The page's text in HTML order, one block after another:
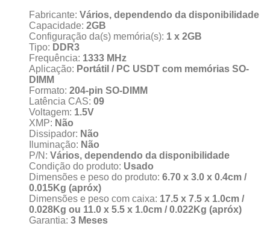
Fabricante: Vários, dependendo da disponibilidade
Capacidade: 2GB
Configuração da(s) memória(s): 1 x 2GB
Tipo: DDR3
Frequência: 1333 MHz
Aplicação: Portátil / PC USDT com memórias SO-
DIMM
Formato: 204-pin SO-DIMM
Latência CAS: 09
Voltagem: 1.5V
XMP: Não
Dissipador: Não
Iluminação: Não
P/N: Vários, dependendo da disponibilidade
Condição do produto: Usado
Dimensões e peso do produto: 6.70 x 3.0 x 0.4cm /
0.015Kg (apróx)
Dimensões e peso com caixa: 17.5 x 7.5 x 1.0cm /
0.028Kg ou 11.0 x 5.5 x 1.0cm / 0.022Kg (apróx)
Garantia: 3 Meses